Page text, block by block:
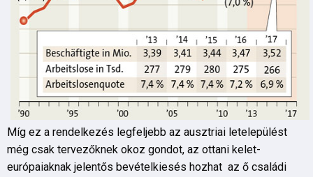
Míg ez a rendelkezés legfeljebb az ausztriai letelepülést
még csak tervezőknek okoz gondot, az ottani kelet-
európaiaknak jelentős bevételkiesés hozhat az ő családi